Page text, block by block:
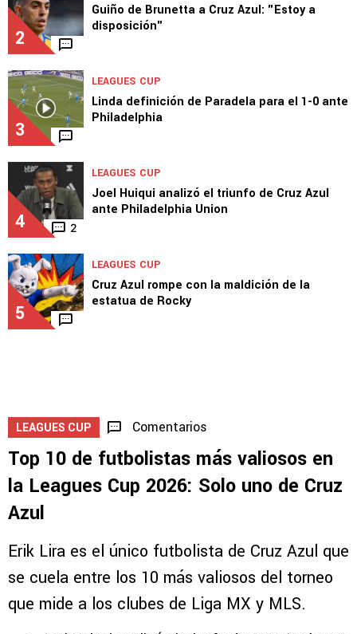
2
Guiño de Brunetta a Cruz Azul: "Estoy a
disposición"
3
LEAGUES CUP
Linda definición de Paradela para el 1-0 ante
Philadelphia
4 2
LEAGUES CUP
Joel Huiqui analizó el triunfo de Cruz Azul
ante Philadelphia Union
5
LEAGUES CUP
Cruz Azul rompe con la maldición de la
estatua de Rocky
LEAGUES CUP Comentarios
Top 10 de futbolistas más valiosos en
la Leagues Cup 2026: Solo uno de Cruz
Azul
Erik Lira es el único futbolista de Cruz Azul que
se cuela entre los 10 más valiosos del torneo
que mide a los clubes de Liga MX y MLS.